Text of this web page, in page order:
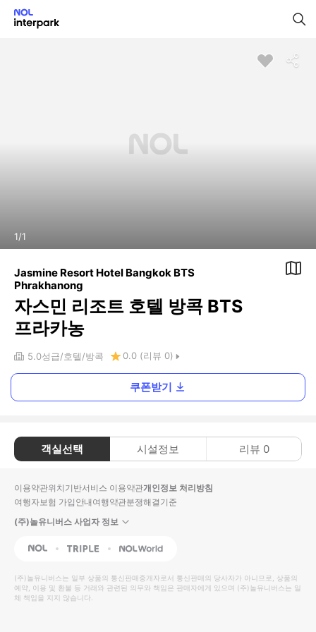
1/1
Jasmine Resort Hotel Bangkok BTS
Phrakhanong
자스민 리조트 호텔 방콕 BTS
프라카농
5.0성급 호텔 방콕 0.0 (리뷰 0)
쿠폰받기
객실선택 시설정보 리뷰 0
이용약관위치기반서비스 이용약관개인정보 처리방침
여행자보험 가입안내여행약관분쟁해결기준
(주)놀유니버스 사업자 정보
NOL Triple Interpark Global
(주)놀유니버스는 일부 상품의 통신판매중개자로서 통신판매의 당사자가 아니므로, 상품의
예약, 이용 및 환불 등 거래와 관련된 의무와 책임은 판매자에게 있으며 (주)놀유니버스는 일
체 책임을 지지 않습니다.